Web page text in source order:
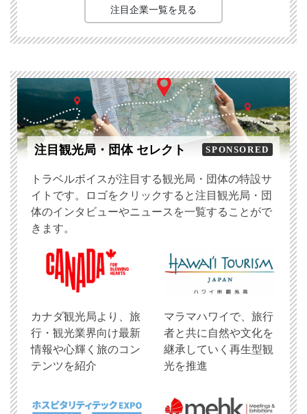
注目企業一覧を見る
注目観光局・団体 セレクト SPONSORED
トラベルボイスが注目する観光局・団体の特設サ
イトです。ロゴをクリックすると注目観光局・団
体のインタビューやニュースを一覧することがで
きます。
​カナダ観光局より、旅
行・観光業界向け最新
情報や心輝く旅のコン
テンツを紹介
マラマハワイで、旅行
者と共に自然や文化を
継承していく再生型観
光を推進